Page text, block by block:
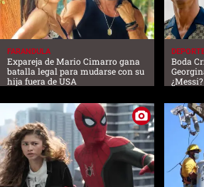
FARANDULA
Expareja de Mario Cimarro gana
batalla legal para mudarse con su
hija fuera de USA
Boda
¿Messi?